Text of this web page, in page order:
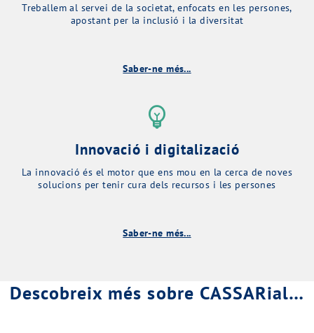
Treballem al servei de la societat, enfocats en les persones,
apostant per la inclusió i la diversitat
Saber-ne més...
emoji_objects
Innovació i digitalizació
La innovació és el motor que ens mou en la cerca de noves
solucions per tenir cura dels recursos i les persones
Saber-ne més...
Descobreix més sobre CASSARial…